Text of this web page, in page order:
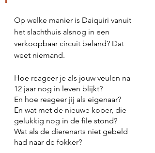
Op welke manier is Daiquiri vanuit
het slachthuis alsnog in een
verkoopbaar circuit beland? Dat
weet niemand.
Hoe reageer je als jouw veulen na
12 jaar nog in leven blijkt?
En hoe reageer jij als eigenaar?
En wat met de nieuwe koper, die
gelukkig nog in de file stond?
Wat als de dierenarts niet gebeld
had naar de fokker?